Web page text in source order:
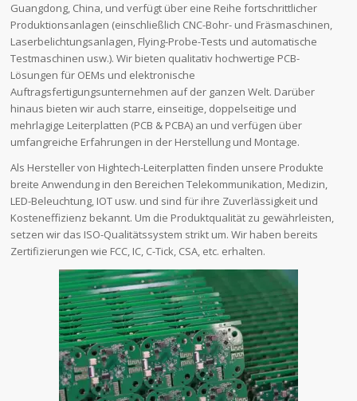
Guangdong, China, und verfügt über eine Reihe fortschrittlicher
Produktionsanlagen (einschließlich CNC-Bohr- und Fräsmaschinen,
Laserbelichtungsanlagen, Flying-Probe-Tests und automatische
Testmaschinen usw.). Wir bieten qualitativ hochwertige PCB-
Lösungen für OEMs und elektronische
Auftragsfertigungsunternehmen auf der ganzen Welt. Darüber
hinaus bieten wir auch starre, einseitige, doppelseitige und
mehrlagige Leiterplatten (PCB & PCBA) an und verfügen über
umfangreiche Erfahrungen in der Herstellung und Montage.
Als Hersteller von Hightech-Leiterplatten finden unsere Produkte
breite Anwendung in den Bereichen Telekommunikation, Medizin,
LED-Beleuchtung, IOT usw. und sind für ihre Zuverlässigkeit und
Kosteneffizienz bekannt. Um die Produktqualität zu gewährleisten,
setzen wir das ISO-Qualitätssystem strikt um. Wir haben bereits
Zertifizierungen wie FCC, IC, C-Tick, CSA, etc. erhalten.